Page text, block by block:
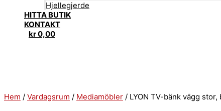
Hjellegjerde
HITTA BUTIK
KONTAKT
kr0,00
Hem / Vardagsrum / Mediamöbler / LYON TV-bänk vägg